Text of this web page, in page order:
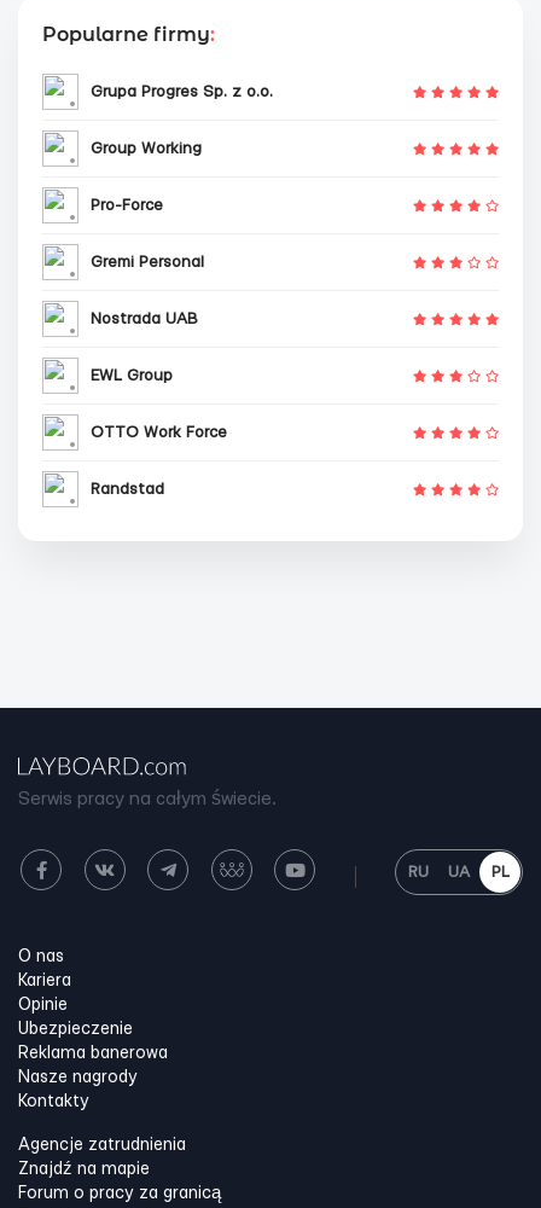
Popularne firmy:
Grupa Progres Sp. z o.o.
Group Working
Pro-Force
Gremi Personal
Nostrada UAB
EWL Group
OTTO Work Force
Randstad
Serwis pracy na całym świecie.
RU UA PL
O nas
Kariera
Opinie
Ubezpieczenie
Reklama banerowa
Nasze nagrody
Kontakty
Agencje zatrudnienia
Znajdź na mapie
Forum o pracy za granicą